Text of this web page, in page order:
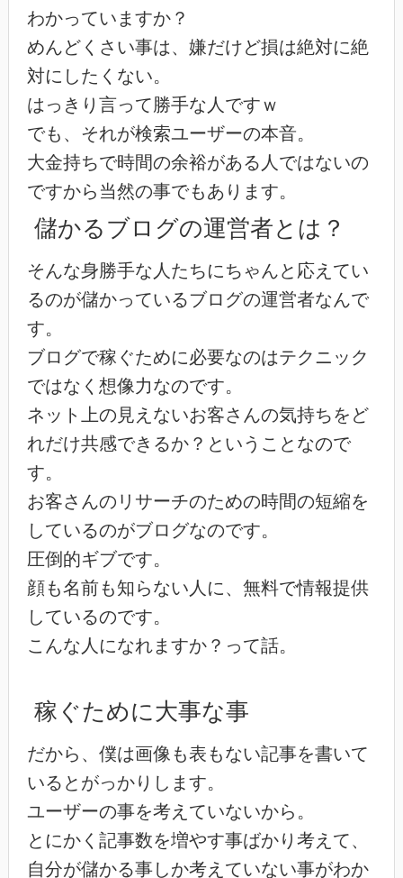
わかっていますか？
めんどくさい事は、嫌だけど損は絶対に絶
対にしたくない。
はっきり言って勝手な人ですｗ
でも、それが検索ユーザーの本音。
大金持ちで時間の余裕がある人ではないの
ですから当然の事でもあります。
儲かるブログの運営者とは？
そんな身勝手な人たちにちゃんと応えてい
るのが儲かっているブログの運営者なんで
す。
ブログで稼ぐために必要なのはテクニック
ではなく想像力なのです。
ネット上の見えないお客さんの気持ちをど
れだけ共感できるか？ということなので
す。
お客さんのリサーチのための時間の短縮を
しているのがブログなのです。
圧倒的ギブです。
顔も名前も知らない人に、無料で情報提供
しているのです。
こんな人になれますか？って話。
稼ぐために大事な事
だから、僕は画像も表もない記事を書いて
いるとがっかりします。
ユーザーの事を考えていないから。
とにかく記事数を増やす事ばかり考えて、
自分が儲かる事しか考えていない事がわか